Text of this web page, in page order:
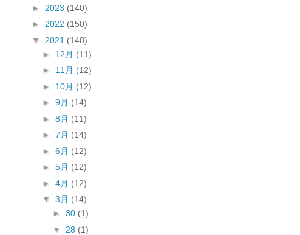
► 2023 (140)
► 2022 (150)
▼ 2021 (148)
► 12月 (11)
► 11月 (12)
► 10月 (12)
► 9月 (14)
► 8月 (11)
► 7月 (14)
► 6月 (12)
► 5月 (12)
► 4月 (12)
▼ 3月 (14)
► 30 (1)
▼ 28 (1)